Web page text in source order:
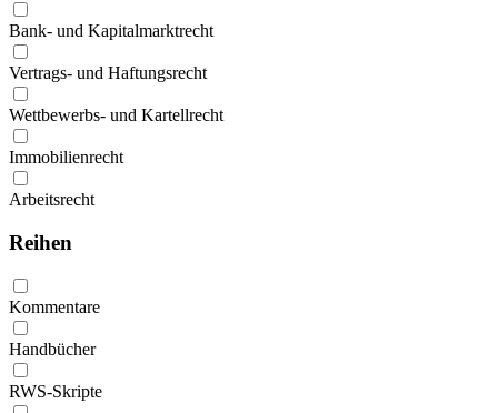
Bank- und Kapitalmarktrecht
Vertrags- und Haftungsrecht
Wettbewerbs- und Kartellrecht
Immobilienrecht
Arbeitsrecht
Reihen
Kommentare
Handbücher
RWS-Skripte